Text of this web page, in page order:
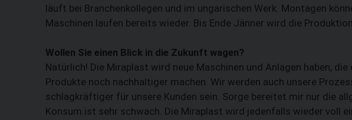
läuft bei Branchenkollegen und im ungarischen Werk. Montagen
Maschinen laufen bereits wieder. Bis Ende Jänner wird die
Wollen Sie einen Blick in die Zukunft wagen?
Natürlich! Die Miraplast wird neue Maschinen und Anlagen haben,
Produkte noch nachhaltiger machen. Wir werden auch unsere
schlagkräftiger für unsere Kunden sein. Sorge bereitet mir nur die
Konsum ist sehr schwach. Die Miraplast wird jedenfalls wieder voll